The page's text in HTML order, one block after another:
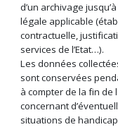
d’un archivage
légale applicable
contractuelle,
services de l’Etat…).
Les données
sont conservées
à compter de la fin de
concernant
situations de